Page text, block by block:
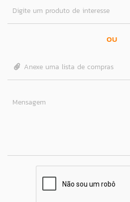
Digite um produto de interesse
OU
Anexe uma lista de compras
Mensagem